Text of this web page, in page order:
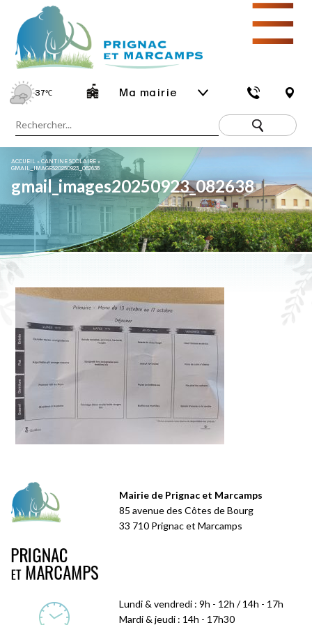
37℃ Ma mairie
☰
ACCUEIL »CANTINE SCOLAIRE»
GMAIL_IMAGES20250923_082638
gmail_images20250923_082638
Mairie de Prignac et Marcamps
85 avenue des Côtes de Bourg
33 710 Prignac et Marcamps
Lundi & vendredi : 9h - 12h / 14h - 17h
Mardi & jeudi : 14h - 17h30